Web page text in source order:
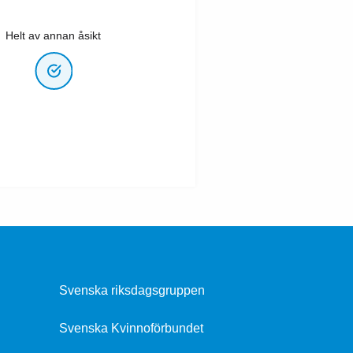
Helt av annan åsikt
Svenska riksdagsgruppen
Svenska Kvinnoförbundet